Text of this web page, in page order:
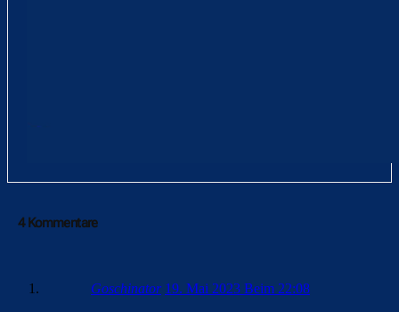
4 Kommentare
Goschinator 19. Mai 2023 Beim 22:08